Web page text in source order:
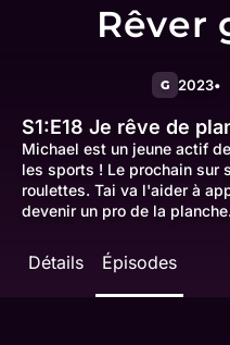
Rêver
G 2023
S1:E18 Je rêve de
Michael est un jeune actif
les sports ! Le prochain sur
roulettes. Tai va l'aider à
devenir un pro de la planche.
Détails Épisodes